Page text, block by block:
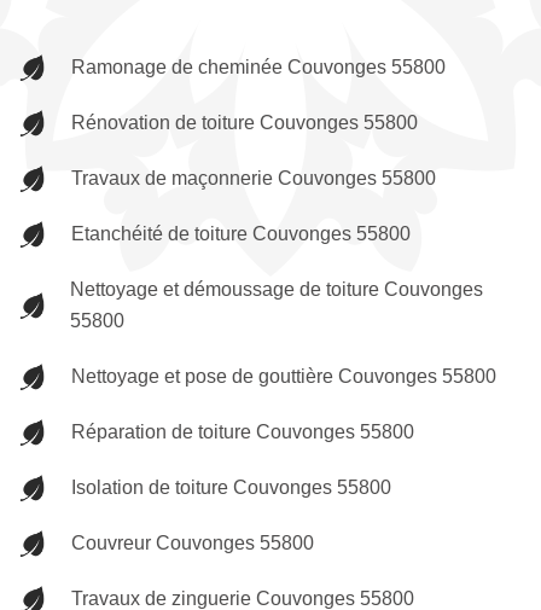
Ramonage de cheminée Couvonges 55800
Rénovation de toiture Couvonges 55800
Travaux de maçonnerie Couvonges 55800
Etanchéité de toiture Couvonges 55800
Nettoyage et démoussage de toiture Couvonges
55800
Nettoyage et pose de gouttière Couvonges 55800
Réparation de toiture Couvonges 55800
Isolation de toiture Couvonges 55800
Couvreur Couvonges 55800
Travaux de zinguerie Couvonges 55800